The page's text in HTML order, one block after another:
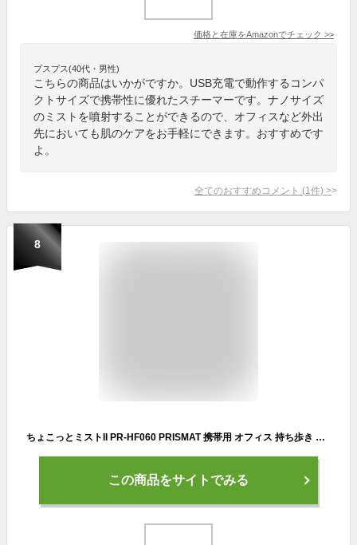
価格と在庫をAmazonでチェック >>
プスプス(40代・男性)
こちらの商品はいかがですか。USB充電で動作するコンパ
クトサイズで携帯性に優れたスチーマーです。ナノサイズ
のミストを噴射することができるので、オフィスなど外出
先においても肌のケアをお手軽にできます。おすすめです
よ。
全てのおすすめコメント (1 件) >
8
ちょこっとミストII PR-HF060 PRISMAT 携帯用 オフィス 持ち歩き 抗菌 おしゃれ コンパクト 乾燥対策 卓上加湿器 ハンディ フェイススチーマー
この商品をサイトでみる